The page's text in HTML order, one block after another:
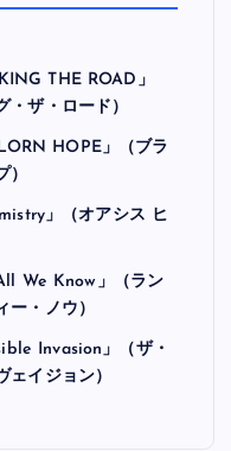
THE ROAD」
・ザ・ロード）
HOPE」（ブラ
」（オアシス ヒ
We Know」（ラン
・ノウ）
Invasion」（ザ・
ェイジョン）